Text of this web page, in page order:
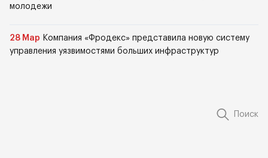
молодежи
28 Мар Компания «Фродекс» представила новую систему
управления уязвимостями больших инфраструктур
Поиск